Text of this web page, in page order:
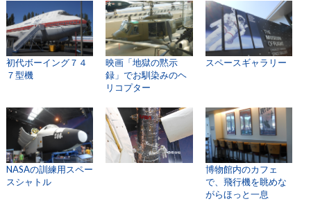
初代ボーイング７４
７型機
映画「地獄の黙示
録」でお馴染みのヘ
リコプター
スペースギャラリー
NASAの訓練用スペー
スシャトル
博物館内のカフェ
で、飛行機を眺めな
がらほっと一息